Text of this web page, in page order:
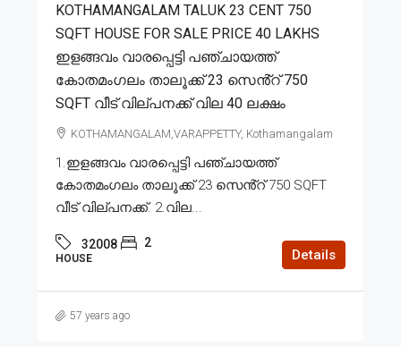
KOTHAMANGALAM TALUK 23 CENT 750
SQFT HOUSE FOR SALE PRICE 40 LAKHS
ഇളങ്ങവം വാരപ്പെട്ടി പഞ്ചായത്ത്
കോതമംഗലം താലൂക്ക് 23 സെൻ്റ് 750
SQFT വീട് വില്പനക്ക് വില 40 ലക്ഷം
KOTHAMANGALAM,VARAPPETTY, Kothamangalam
1.ഇളങ്ങവം വാരപ്പെട്ടി പഞ്ചായത്ത്
കോതമംഗലം താലൂക്ക് 23 സെൻ്റ് 750 SQFT
വീട് വില്പനക്ക്. 2.വില...
32008 2
HOUSE Details
57 years ago